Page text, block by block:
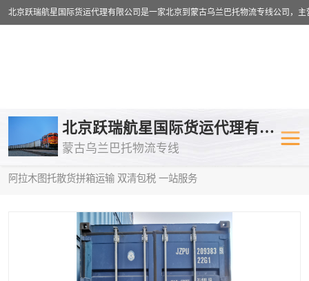
北京跃瑞航星国际货运代理有限公司
蒙古乌兰巴托物流专线
阿拉木图托散货拼箱运输 双清包税 一站服务
乌兰巴托物流专线 乌兰巴托铁
乌兰巴托公路运输
中欧班列
蒙古乌兰巴托双清包税
蒙古乌兰巴托空运专线